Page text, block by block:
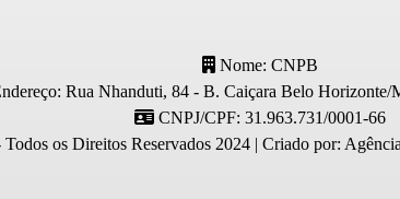
Nome: CNPB
Rua Nhanduti, 84 - B. Caiçara Belo Horizonte/
CNPJ/CPF: 31.963.731/0001-66
os Direitos Reservados 2024 | Criado por: